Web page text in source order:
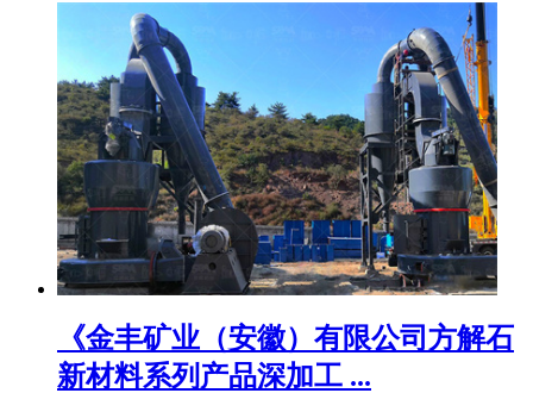
《金丰矿业（安徽）有限公司方解石
新材料系列产品深加工 ...